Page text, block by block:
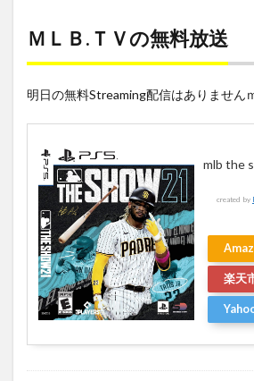
ＭＬＢ.ＴＶの無料放送
明日の無料Streaming配信はありませんｍ
mlb the
created by
楽天